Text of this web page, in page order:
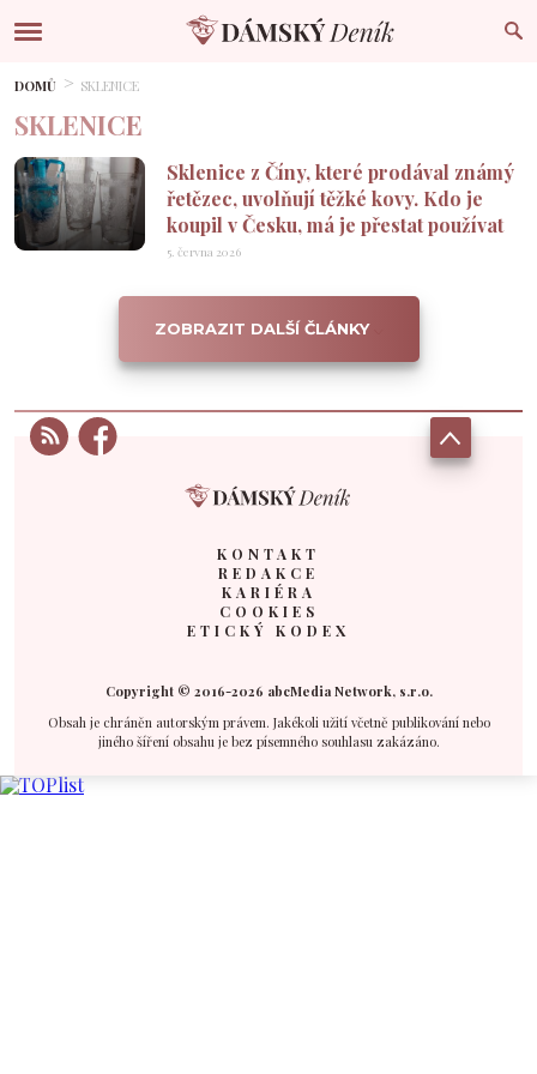
DOMŮ SKLENICE
SKLENICE
Sklenice z Číny, které prodával známý
řetězec, uvolňují těžké kovy. Kdo je
koupil v Česku, má je přestat používat
5. června 2026
ZOBRAZIT DALŠÍ ČLÁNKY
KONTAKT
REDAKCE
KARIÉRA
COOKIES
ETICKÝ KODEX
Copyright © 2016-2026 abcMedia Network, s.r.o.
Obsah je chráněn autorským právem. Jakékoli užití včetně publikování nebo
jiného šíření obsahu je bez písemného souhlasu zakázáno.